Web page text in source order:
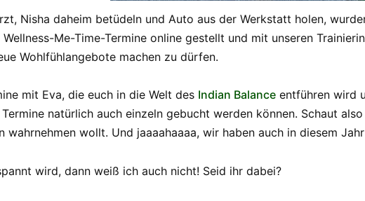
Nisha daheim betüdeln und Auto aus der Werkstatt holen,
Wellness-Me-Time-Termine online gestellt und mit unseren
Wohlfühlangebote machen zu dürfen.
mit Eva, die euch in die Welt des Indian Balance entführen wird
Termine natürlich auch einzeln gebucht werden können. Schaut
wahrnehmen wollt. Und jaaaahaaaa, wir haben auch in diesem
wird, dann weiß ich auch nicht! Seid ihr dabei?